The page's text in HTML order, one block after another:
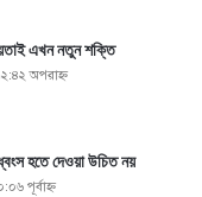
এখন নতুন শক্তি
অপরাহ্ণ
হতে দেওয়া উচিত নয়
পূর্বাহ্ণ